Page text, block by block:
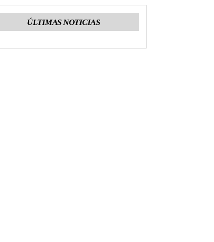
ÚLTIMAS NOTICIAS